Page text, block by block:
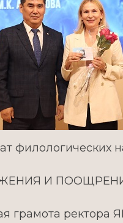
филологических
И
грамота ректора